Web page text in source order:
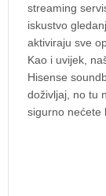
streaming
iskustvo
aktiviraju sve
Kao i uvijek,
Hisense
doživljaj, no tu
sigurno nećete